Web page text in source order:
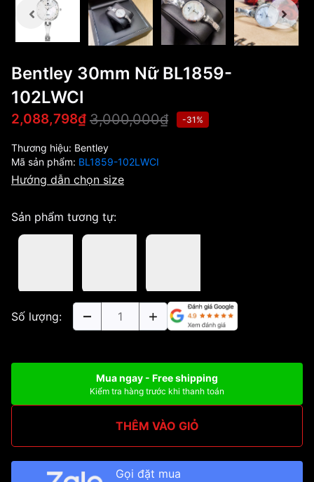
Bentley 30mm Nữ BL1859-
102LWCI
2,088,798₫ 3,000,000₫ -31%
Thương hiệu: Bentley
Mã sản phẩm: BL1859-102LWCI
Hướng dẫn chọn size
Sản phẩm tương tự:
Số lượng:
Mua ngay - Free shipping
Kiểm tra hàng trước khi thanh toán
THÊM VÀO GIỎ
Gọi đặt mua